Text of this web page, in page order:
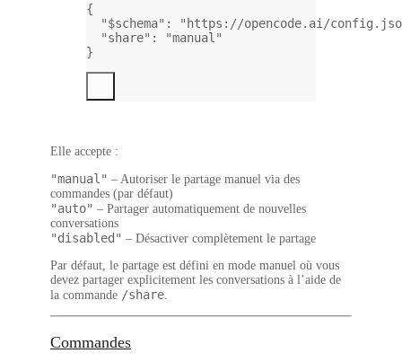
{
"$schema" :
"https://opencode.ai/
"share" :
"manual"
}
Elle accepte :
"manual" – Autoriser le partage manuel via des
commandes (par défaut)
"auto" – Partager automatiquement de nouvelles
conversations
"disabled" – Désactiver complètement le partage
Par défaut, le partage est défini en mode manuel où vous
devez partager explicitement les conversations à l’aide de
la commande /share
Commandes